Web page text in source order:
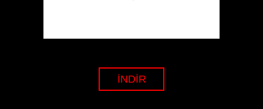
İNDİR